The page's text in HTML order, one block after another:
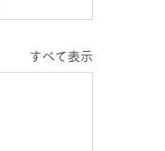
すべて表示